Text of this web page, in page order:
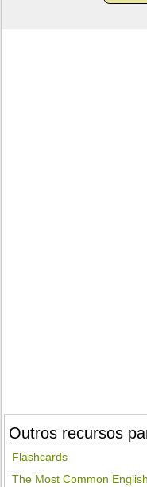
Outros recursos
Flashcards
The Most Common